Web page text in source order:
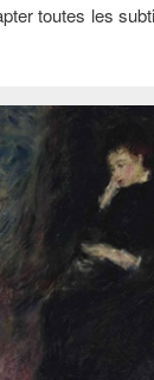
toutes les